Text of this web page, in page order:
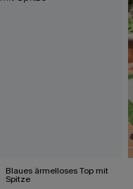
Blaues ärmelloses Top mit
Spitze